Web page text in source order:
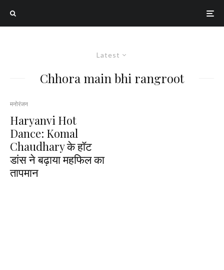
Latest
Chhora main bhi rangroot
मनोरंजन
Haryanvi Hot
Dance: Komal
Chaudhary के हॉट
डांस ने बढ़ाया महफिल का
तापमान